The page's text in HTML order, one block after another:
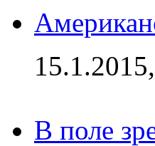
В поле